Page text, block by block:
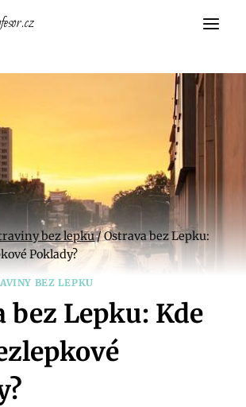
bez lepku/Ostrava bez Lepku:
Poklady?
BEZ LEPKU
bez Lepku: Kde